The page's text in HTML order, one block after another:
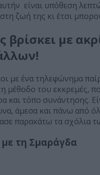
είναι υπόθεση
ζωή της κι έτσι
με
με ένα τηλεφώνημα
μέθοδο του εκκρεμές,
τόπο συνάντησης.
άμεσα και πάνω από
παρακάτω τα σχόλια
τη Σμαράγδα